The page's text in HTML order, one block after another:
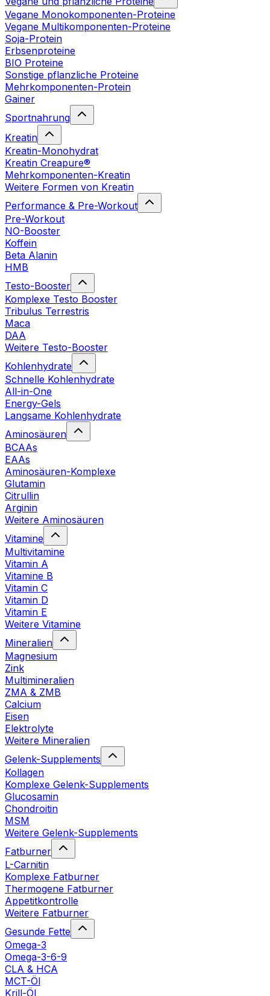
Vegane Monokomponenten-Proteine
Vegane Multikomponenten-Proteine
Soja-Protein
Erbsenproteine
BIO Proteine
Sonstige pflanzliche Proteine
Mehrkomponenten-Protein
Gainer
Sportnahrung
Kreatin
Kreatin-Monohydrat
Kreatin Creapure®
Mehrkomponenten-Kreatin
Weitere Formen von Kreatin
Performance & Pre-Workout
Pre-Workout
NO-Booster
Koffein
Beta Alanin
HMB
Testo-Booster
Komplexe Testo Booster
Tribulus Terrestris
Maca
DAA
Weitere Testo-Booster
Kohlenhydrate
Schnelle Kohlenhydrate
All-in-One
Energy-Gels
Langsame Kohlenhydrate
Aminosäuren
BCAAs
EAAs
Aminosäuren-Komplexe
Glutamin
Citrullin
Arginin
Weitere Aminosäuren
Vitamine
Multivitamine
Vitamin A
Vitamine B
Vitamin C
Vitamin D
Vitamin E
Weitere Vitamine
Mineralien
Magnesium
Zink
Multimineralien
ZMA & ZMB
Calcium
Eisen
Elektrolyte
Weitere Mineralien
Gelenk-Supplements
Kollagen
Komplexe Gelenk-Supplements
Glucosamin
Chondroitin
MSM
Weitere Gelenk-Supplements
Fatburner
L-Carnitin
Komplexe Fatburner
Thermogene Fatburner
Appetitkontrolle
Weitere Fatburner
Gesunde Fette
Omega-3
Omega-3-6-9
CLA & HCA
MCT-Öl
Krill-Öl